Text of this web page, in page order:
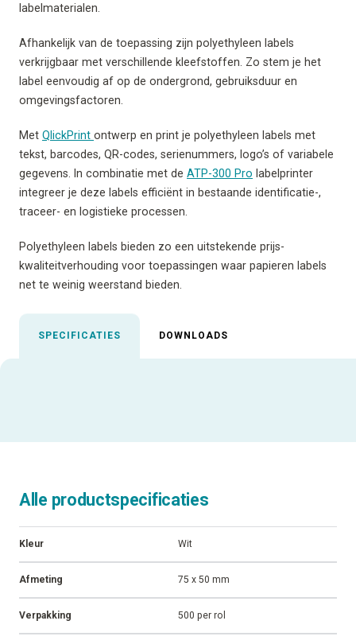
labelmaterialen.
Afhankelijk van de toepassing zijn polyethyleen labels
verkrijgbaar met verschillende kleefstoffen. Zo stem je het
label eenvoudig af op de ondergrond, gebruiksduur en
omgevingsfactoren.
Met QlickPrint ontwerp en print je polyethyleen labels met
tekst, barcodes, QR-codes, serienummers, logo’s of variabele
gegevens. In combinatie met de ATP-300 Pro labelprinter
integreer je deze labels efficiënt in bestaande identificatie-,
traceer- en logistieke processen.
Polyethyleen labels bieden zo een uitstekende prijs-
kwaliteitverhouding voor toepassingen waar papieren labels
net te weinig weerstand bieden.
SPECIFICATIES DOWNLOADS
Alle productspecificaties
Kleur Wit
Afmeting 75 x 50 mm
Verpakking 500 per rol